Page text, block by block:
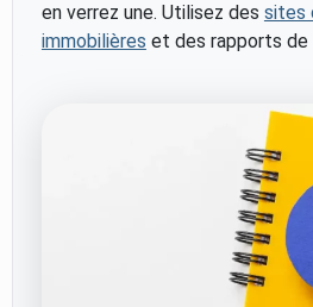
en verrez une. Utilisez des sites
immobilières et des rapports de